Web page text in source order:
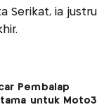
Serikat, ia justru
Pembalap
untuk Moto3